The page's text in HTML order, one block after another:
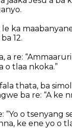
le ka
12.
a re:
o tlaa nkoka.”
thata, ba
ba re: “A ke
“Yo o tsenyang
ke ene yo o